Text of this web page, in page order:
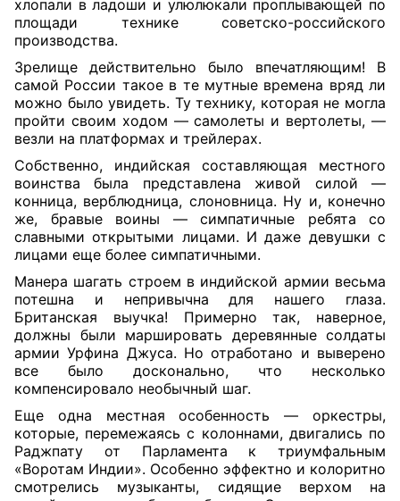
хлопали в ладоши и улюлюкали проплывающей по
площади технике советско-российского
производства.
Зрелище действительно было впечатляющим! В
самой России такое в те мутные времена вряд ли
можно было увидеть. Ту технику, которая не могла
пройти своим ходом — самолеты и вертолеты, —
везли на платформах и трейлерах.
Собственно, индийская составляющая местного
воинства была представлена живой силой —
конница, верблюдница, слоновница. Ну и, конечно
же, бравые воины — симпатичные ребята со
славными открытыми лицами. И даже девушки с
лицами еще более симпатичными.
Манера шагать строем в индийской армии весьма
потешна и непривычна для нашего глаза.
Британская выучка! Примерно так, наверное,
должны были маршировать деревянные солдаты
армии Урфина Джуса. Но отработано и выверено
все было досконально, что несколько
компенсировало необычный шаг.
Еще одна местная особенность — оркестры,
которые, перемежаясь с колоннами, двигались по
Раджпату от Парламента к триумфальным
«Воротам Индии». Особенно эффектно и колоритно
смотрелись музыканты, сидящие верхом на